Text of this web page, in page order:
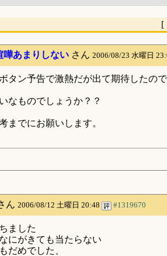
嘩あまりしないさん 2006/08/23 水曜日
タン予告で激熱だが出て期待したの
なものでしょうか？？
までにお願いします。
ん 2006/08/12 土曜日 20:48 #1319670
ました
にがきても当たらない
だめでした、